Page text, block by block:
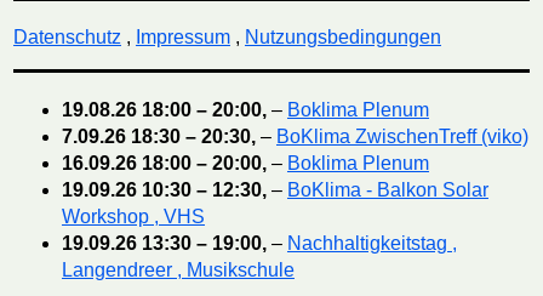
Datenschutz , Impressum, Nutzungsbedingungen
19.08.26 18:00 – 20:00, – Boklima Plenum
7.09.26 18:30 – 20:30, – BoKlima ZwischenTreff (viko)
16.09.26 18:00 – 20:00, – Boklima Plenum
19.09.26 10:30 – 12:30, – BoKlima - Balkon Solar
Workshop , VHS
19.09.26 13:30 – 19:00, – Nachhaltigkeitstag ,
Langendreer , Musikschule